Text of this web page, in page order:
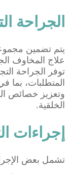
الجراحة
يتم تضمين
علاج المخاوف
توفر الجراحة
المتطلبات، بما
وتعزيز خصائص
الخلقية.
إجراءات
تشمل بعض